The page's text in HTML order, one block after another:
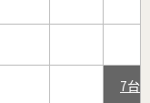
7